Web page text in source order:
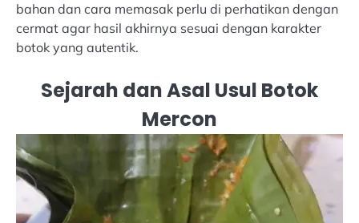
bahan dan cara memasak perlu di perhatikan dengan
cermat agar hasil akhirnya sesuai dengan karakter
botok yang autentik.
Sejarah dan Asal Usul Botok
Mercon